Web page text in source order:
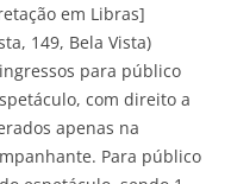
em Libras]
149, Bela Vista)
para público
com direito a
apenas na
Para público